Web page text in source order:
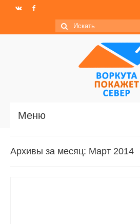
Искать:
Меню
Архивы за месяц: Март 2014